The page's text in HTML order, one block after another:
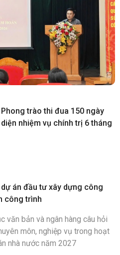
trào thi đua 150 ngày
nhiệm vụ chính trị 6 tháng
án đầu tư xây dựng công
công trình